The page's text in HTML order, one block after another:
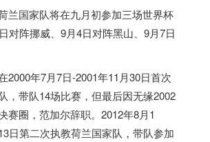
兰国家队将在九月初参加三场世界杯
对阵挪威、9月4日对阵黑山、9月7日
年7月7日-2001年11月30日首次
，带队14场比赛，但最后因无缘2002
赛圈，范加尔辞职。2012年8月1
日第二次执教荷兰国家队，带队参加